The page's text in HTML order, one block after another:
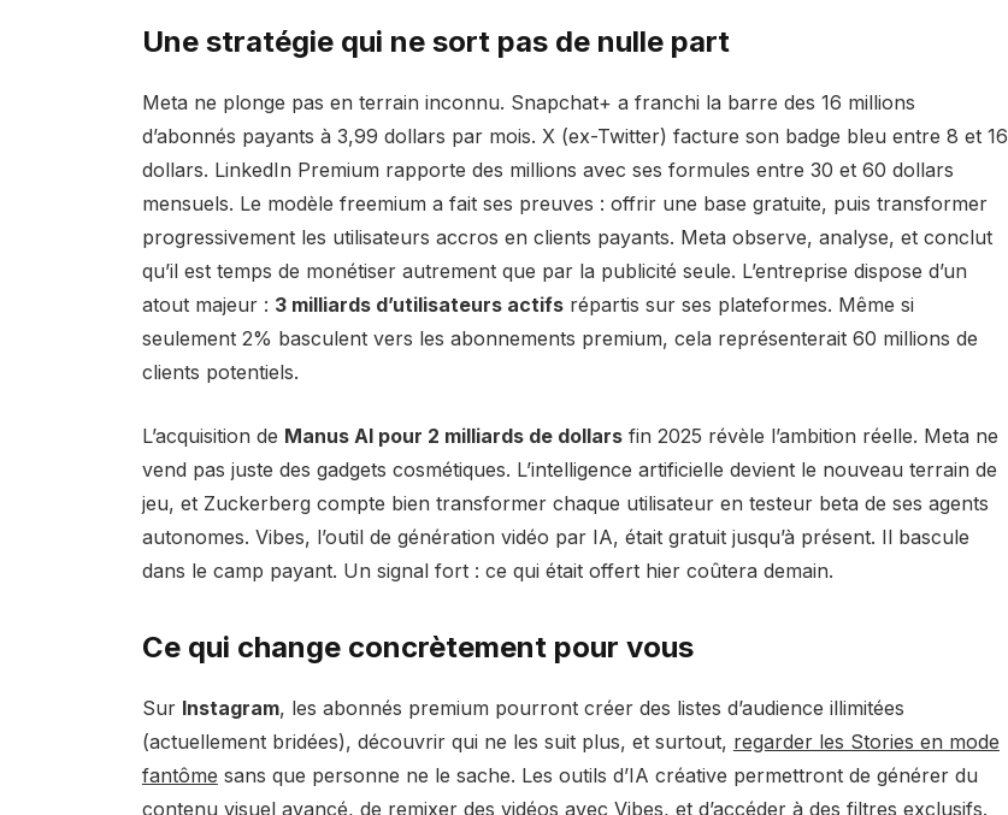
Une stratégie qui ne sort pas de nulle part
Meta ne plonge pas en terrain inconnu. Snapchat+ a franchi la barre des 16 millions
d’abonnés payants à 3,99 dollars par mois. X (ex-Twitter) facture son badge bleu entre 8 et 16
dollars. LinkedIn Premium rapporte des millions avec ses formules entre 30 et 60 dollars
mensuels. Le modèle freemium a fait ses preuves : offrir une base gratuite, puis transformer
progressivement les utilisateurs accros en clients payants. Meta observe, analyse, et conclut
qu’il est temps de monétiser autrement que par la publicité seule. L’entreprise dispose d’un
atout majeur : 3 milliards d’utilisateurs actifsrépartis sur ses plateformes. Même si
seulement 2% basculent vers les abonnements premium, cela représenterait 60 millions de
clients potentiels.
L’acquisition de Manus AI pour 2 milliards de dollarsfin 2025 révèle l’ambition réelle. Meta ne
vend pas juste des gadgets cosmétiques. L’intelligence artificielle devient le nouveau terrain de
jeu, et Zuckerberg compte bien transformer chaque utilisateur en testeur beta de ses agents
autonomes. Vibes, l’outil de génération vidéo par IA, était gratuit jusqu’à présent. Il bascule
dans le camp payant. Un signal fort : ce qui était offert hier coûtera demain.
Ce qui change concrètement pour vous
Sur Instagram, les abonnés premium pourront créer des listes d’audience illimitées
(actuellement bridées), découvrir qui ne les suit plus, et surtout, regarder les Stories en mode
fantôme sans que personne ne le sache. Les outils d’IA créative permettront de générer du
contenu visuel avancé, de remixer des vidéos avec Vibes, et d’accéder à des filtres exclusifs.